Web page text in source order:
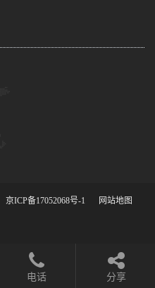
京ICP备17052068号-1
网站地图
电话 分享